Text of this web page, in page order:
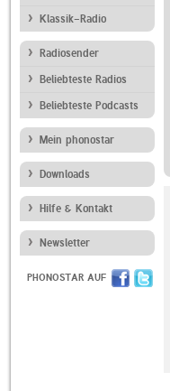
Klassik-Radio
Radiosender
Beliebteste Radios
Beliebteste Podcasts
Mein phonostar
Downloads
Hilfe & Kontakt
Newsletter
PHONOSTAR AUF